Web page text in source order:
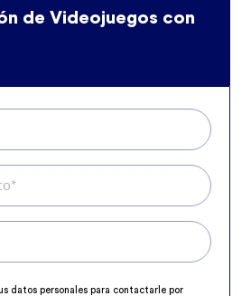
de Videojuegos con
datos personales para contactarle por